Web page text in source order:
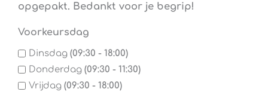
opgepakt. Bedankt voor je begrip!
Voorkeursdag
Dinsdag (09:30 - 18:00)
Donderdag (09:30 - 11:30)
Vrijdag (09:30 - 18:00)